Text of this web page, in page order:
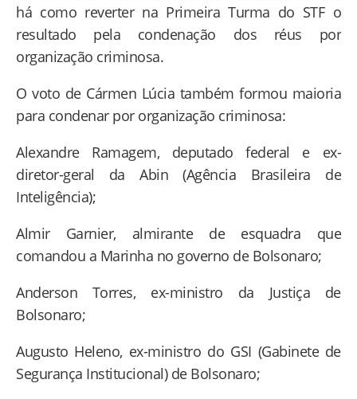
há como reverter na Primeira Turma do STF o
resultado pela condenação dos réus por
organização criminosa.
O voto de Cármen Lúcia também formou maioria
para condenar por organização criminosa:
Alexandre Ramagem, deputado federal e ex-
diretor-geral da Abin (Agência Brasileira de
Inteligência);
Almir Garnier, almirante de esquadra que
comandou a Marinha no governo de Bolsonaro;
Anderson Torres, ex-ministro da Justiça de
Bolsonaro;
Augusto Heleno, ex-ministro do GSI (Gabinete de
Segurança Institucional) de Bolsonaro;